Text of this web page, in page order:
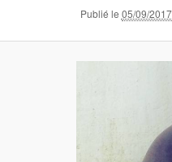
Publié le 05/09/2017